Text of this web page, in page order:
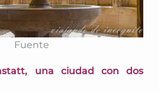
Fuente
una ciudad con dos